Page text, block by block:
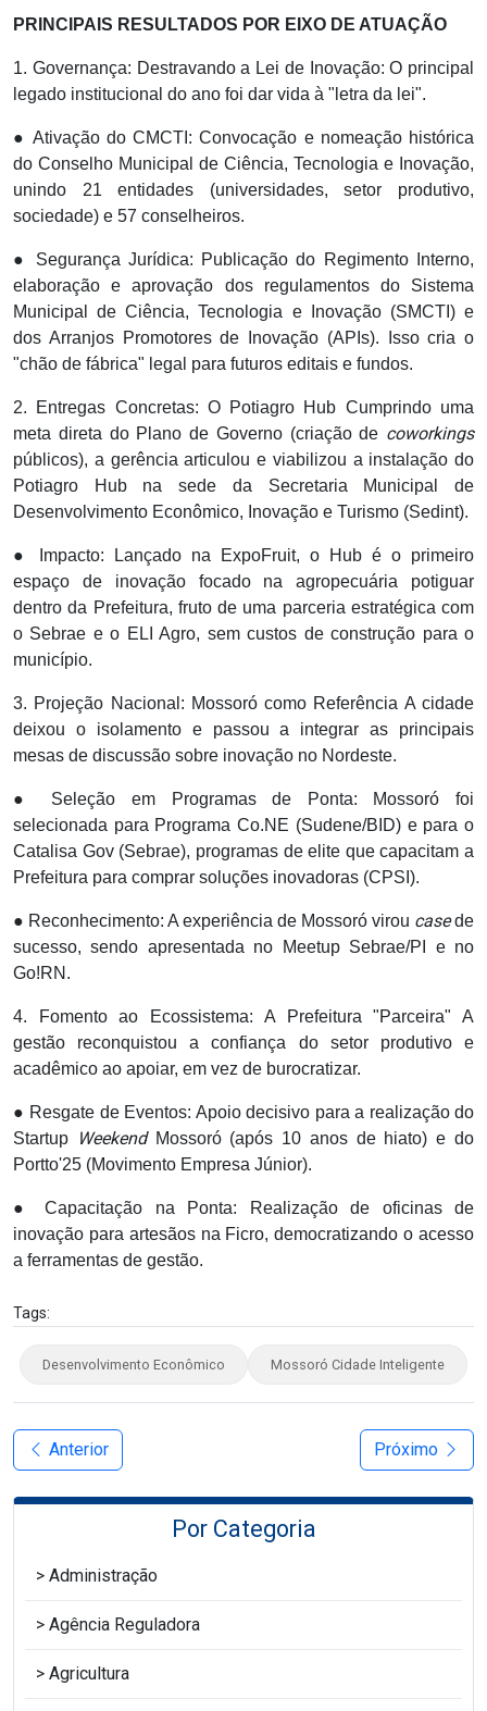
PRINCIPAIS RESULTADOS POR EIXO DE ATUAÇÃO
1. Governança: Destravando a Lei de Inovação: O principal
legado institucional do ano foi dar vida à "letra da lei".
● Ativação do CMCTI: Convocação e nomeação histórica
do Conselho Municipal de Ciência, Tecnologia e Inovação,
unindo 21 entidades (universidades, setor produtivo,
sociedade) e 57 conselheiros.
● Segurança Jurídica: Publicação do Regimento Interno,
elaboração e aprovação dos regulamentos do Sistema
Municipal de Ciência, Tecnologia e Inovação (SMCTI) e
dos Arranjos Promotores de Inovação (APIs). Isso cria o
"chão de fábrica" legal para futuros editais e fundos.
2. Entregas Concretas: O Potiagro Hub Cumprindo uma
meta direta do Plano de Governo (criação de coworkings
públicos), a gerência articulou e viabilizou a instalação do
Potiagro Hub na sede da Secretaria Municipal de
Desenvolvimento Econômico, Inovação e Turismo (Sedint).
● Impacto: Lançado na ExpoFruit, o Hub é o primeiro
espaço de inovação focado na agropecuária potiguar
dentro da Prefeitura, fruto de uma parceria estratégica com
o Sebrae e o ELI Agro, sem custos de construção para o
município.
3. Projeção Nacional: Mossoró como Referência A cidade
deixou o isolamento e passou a integrar as principais
mesas de discussão sobre inovação no Nordeste.
● Seleção em Programas de Ponta: Mossoró foi
selecionada para Programa Co.NE (Sudene/BID) e para o
Catalisa Gov (Sebrae), programas de elite que capacitam a
Prefeitura para comprar soluções inovadoras (CPSI).
● Reconhecimento: A experiência de Mossoró virou casede
sucesso, sendo apresentada no Meetup Sebrae/PI e no
Go!RN.
4. Fomento ao Ecossistema: A Prefeitura "Parceira" A
gestão reconquistou a confiança do setor produtivo e
acadêmico ao apoiar, em vez de burocratizar.
● Resgate de Eventos: Apoio decisivo para a realização do
Startup
WeekendMossoró (após 10 anos de hiato) e do
Portto'25 (Movimento Empresa Júnior).
● Capacitação na Ponta: Realização de oficinas de
inovação para artesãos na Ficro, democratizando o acesso
a ferramentas de gestão.
Tags:
Desenvolvimento Econômico Mossoró Cidade Inteligente
Anterior Próximo
Por Categoria
Administração
Agência Reguladora
Agricultura